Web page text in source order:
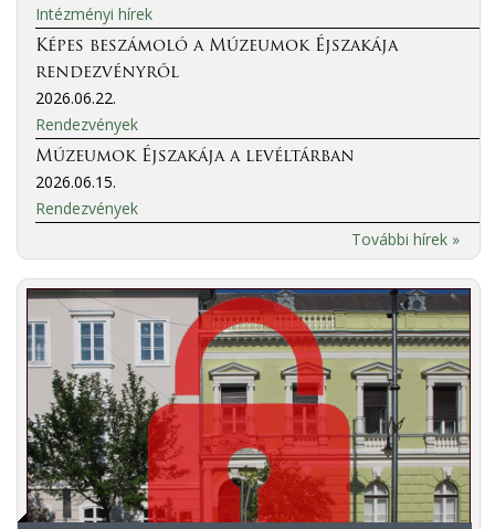
Intézményi hírek
Képes beszámoló a Múzeumok Éjszakája
rendezvényről
2026.06.22.
Rendezvények
Múzeumok Éjszakája a levéltárban
2026.06.15.
Rendezvények
További hírek »